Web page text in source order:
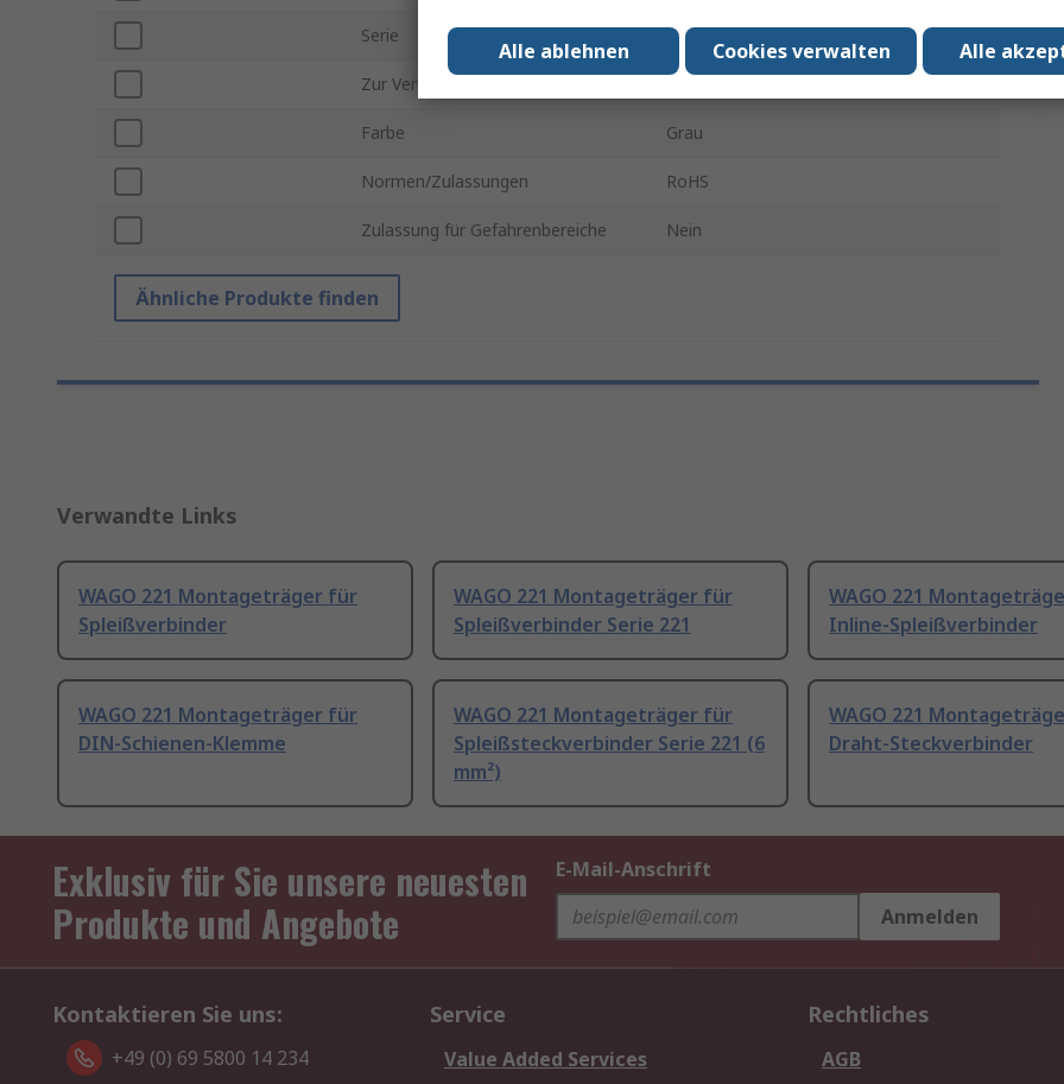
Serie 221
Zur Verwendung mit
Farbe Grau
Normen/Zulassungen RoHS
Zulassung für Gefahrenbereiche Nein
Ähnliche Produkte finden
Verwandte Links
WAGO 221 Montageträger für
Spleißverbinder
WAGO 221 Montageträger für
Spleißverbinder Serie 221
WAGO 221
Inline-Spleißverbinder
WAGO 221 Montageträger für
DIN-Schienen-Klemme
WAGO 221 Montageträger für
Spleißsteckverbinder Serie 221 (6
mm²)
WAGO 221
Draht-Steckverbinder
Exklusiv für Sie unsere neuesten
Produkte und Angebote
E-Mail-Anschrift
Anmelden
Kontaktieren Sie uns:
+49 (0) 69 5800 14 234
Service
Value Added Services
Rechtliches
AGB
Alle
Cookies verwalten
Alle ablehnen